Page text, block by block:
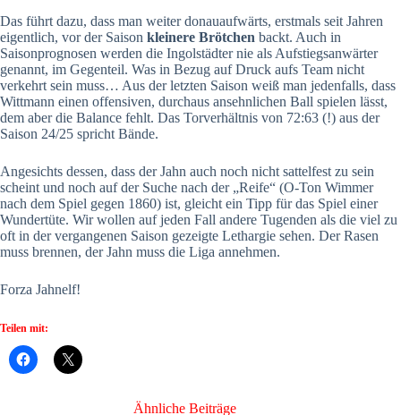
Das führt dazu, dass man weiter donauaufwärts, erstmals seit Jahren
eigentlich, vor der Saison kleinere Brötchen backt. Auch in
Saisonprognosen werden die Ingolstädter nie als Aufstiegsanwärter
genannt, im Gegenteil. Was in Bezug auf Druck aufs Team nicht
verkehrt sein muss… Aus der letzten Saison weiß man jedenfalls, dass
Wittmann einen offensiven, durchaus ansehnlichen Ball spielen lässt,
dem aber die Balance fehlt. Das Torverhältnis von 72:63 (!) aus der
Saison 24/25 spricht Bände.
Angesichts dessen, dass der Jahn auch noch nicht sattelfest zu sein
scheint und noch auf der Suche nach der „Reife“ (O-Ton Wimmer
nach dem Spiel gegen 1860) ist, gleicht ein Tipp für das Spiel einer
Wundertüte. Wir wollen auf jeden Fall andere Tugenden als die viel zu
oft in der vergangenen Saison gezeigte Lethargie sehen. Der Rasen
muss brennen, der Jahn muss die Liga annehmen.
Forza Jahnelf!
Teilen mit:
Ähnliche Beiträge